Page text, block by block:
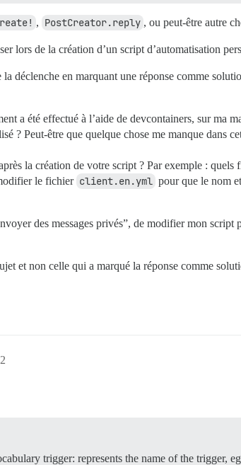
, PostCreator.reply , ou peut-être autre
lors de la création d’un script d’automatisation
déclenche en marquant une réponse comme
a été effectué à l’aide de devcontainers, sur ma
? Peut-être que quelque chose me manque dans
la création de votre script ? Par exemple :
le fichier client.en.yml pour que le nom
des messages privés”, de modifier mon script
et non celle qui a marqué la réponse comme
trigger: represents the name of the trigger,